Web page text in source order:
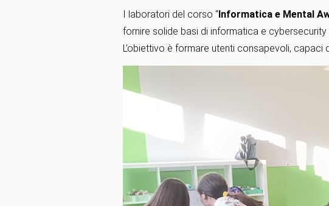
I laboratori del corso “Informatica e Mental
fornire solide basi di informatica e cybersecurity
L’obiettivo è formare utenti consapevoli,